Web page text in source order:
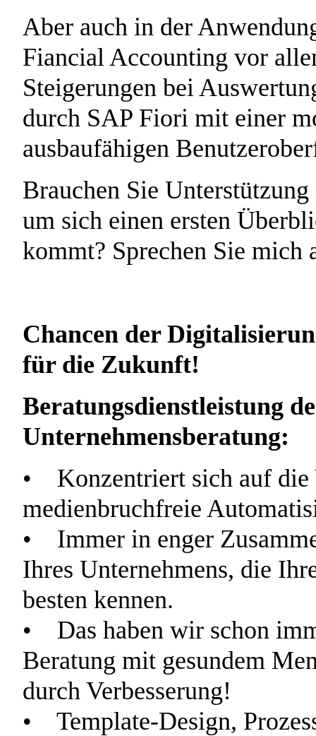
Aber auch in der
Fiancial Accounting vor
Steigerungen bei
durch SAP Fiori mit einer
ausbaufähigen
Brauchen Sie
um sich einen ersten
kommt? Sprechen Sie mich
Chancen der
für die Zukunft!
Beratungsdienstleistung
Unternehmensberatung:
• Konzentriert sich auf die
medienbruchfreie
• Immer in enger
Ihres Unternehmens, die
besten kennen.
• Das haben wir schon
Beratung mit gesundem
durch Verbesserung!
• Template-Design,